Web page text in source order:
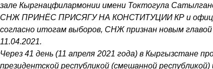
зале Кыргнацфилармонии имени Токтогула
СНЖ ПРИНЁС ПРИСЯГУ НА КОНСТИТУЦИИ КР и
согласно итогам выборов, СНЖ признан новым главой
11.04.2021.
Через 41 день (11 апреля 2021 года) в Кыргызстане
президентской республикой (смешанной